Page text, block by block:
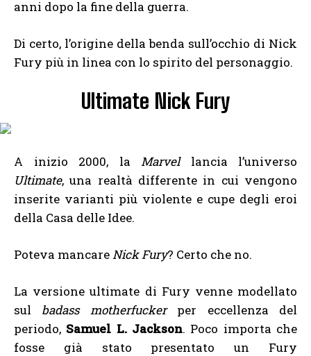
anni dopo la fine della guerra.
Di certo, l’origine della benda sull’occhio di Nick
Fury più in linea con lo spirito del personaggio.
Ultimate Nick Fury
A inizio 2000, la Marvellancia l’universo
Ultimate, una realtà differente in cui vengono
inserite varianti più violente e cupe degli eroi
della Casa delle Idee.
Poteva mancare Nick Fury? Certo che no.
La versione ultimate di Fury venne modellato
sul badass motherfuckerper eccellenza del
periodo, Samuel L. Jackson. Poco importa che
fosse già stato presentato un Fury